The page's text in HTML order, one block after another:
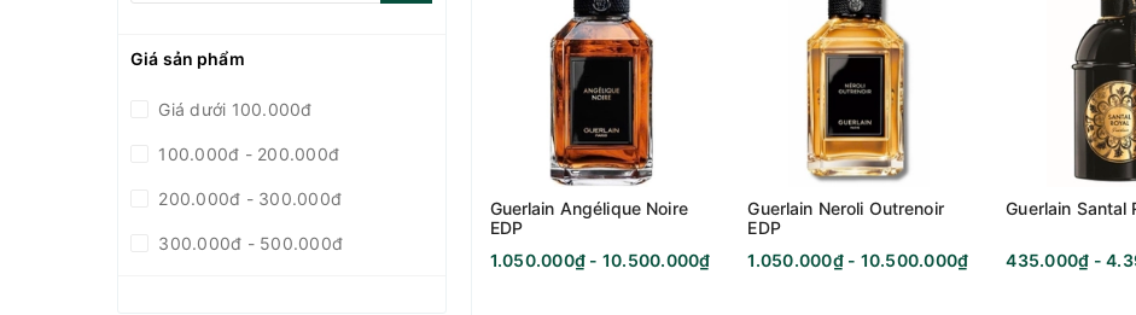
Giá sản phẩm
Giá dưới 100.000đ
100.000đ - 200.000đ
200.000đ - 300.000đ
300.000đ - 500.000đ
Guerlain Angélique Noire
EDP
1.050.000₫ - 10.500.000₫
Guerlain Neroli Outrenoir
EDP
1.050.000₫ - 10.500.000₫
Guerlain Santal
435.000₫ -